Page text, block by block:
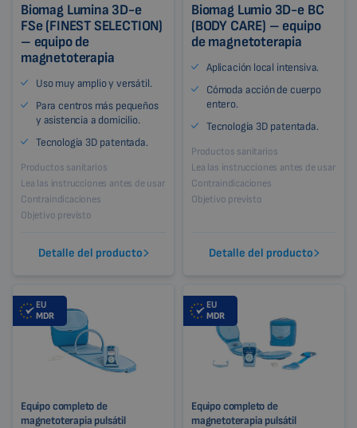
Biomag Lumina 3D-e
FSe (FINEST SELECTION)
– equipo de
magnetoterapia
Uso muy amplio y versátil.
Para centros más pequeños
y asistencia a domicilio.
Tecnología 3D patentada.
Productos sanitarios
Lea las instrucciones antes de usar
Contraindicaciones
Objetivo previsto
Detalle del producto
Biomag Lumio 3D-e BC
(BODY CARE) – equipo
de magnetoterapia
Aplicación local intensiva.
Cómoda acción de cuerpo
entero.
Tecnología 3D patentada.
Productos sanitarios
Lea las instrucciones antes de usar
Contraindicaciones
Objetivo previsto
Detalle del producto
EU
MDR
Equipo completo de
magnetoterapia pulsátil
EU
MDR
Equipo completo de
magnetoterapia pulsátil